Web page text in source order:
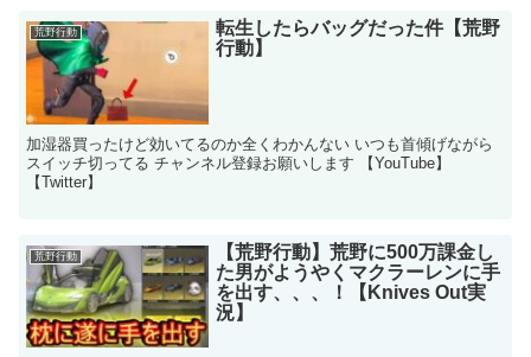
荒野行動
転生したらバッグだった件【荒野
行動】
加湿器買ったけど効いてるのか全くわかんない いつも首傾げながら
スイッチ切ってる チャンネル登録お願いします 【YouTube】
【Twitter】
荒野行動
【荒野行動】荒野に500万課金し
た男がようやくマクラーレンに手
を出す、、、！【Knives Out実
況】